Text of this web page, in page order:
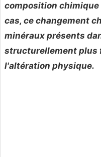
composition chimique
cas, ce changement
minéraux présents
structurellement plus
l'altération physique.